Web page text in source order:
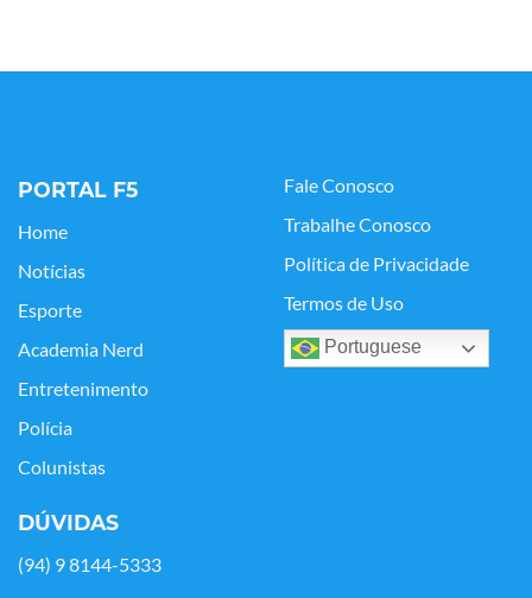
PORTAL F5
Home
Notícias
Esporte
Academia Nerd
Entretenimento
Polícia
Colunistas
Fale Conosco
Trabalhe Conosco
Política de Privacidade
Termos de Uso
Portuguese
DÚVIDAS
(94) 9 8144-5333